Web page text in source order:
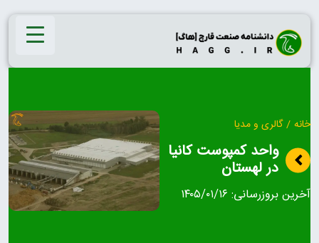
Skip
content
خانه / گالری و مدیا
واحد کمپوست کانیا
در لهستان
آخرین بروزرسانی: ۱۴۰۵/۰۱/۱۶